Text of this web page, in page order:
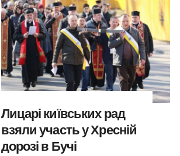
Лицарі київських рад
взяли участь у Хресній
дорозі в Бучі